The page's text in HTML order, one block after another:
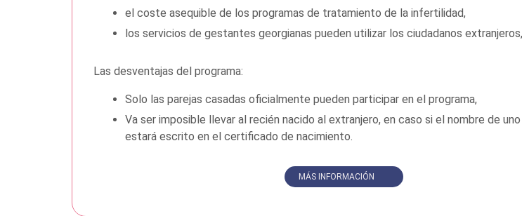
el coste asequible de los programas de tratamiento de la infertilidad,
los servicios de gestantes georgianas pueden utilizar los ciudadanos extranjeros,
Las desventajas del programa:
Solo las parejas casadas oficialmente pueden participar en el programa,
Va ser imposible llevar al recién nacido al extranjero, en caso si el nombre de
estará escrito en el certificado de nacimiento.
MÁS INFORMACIÓN